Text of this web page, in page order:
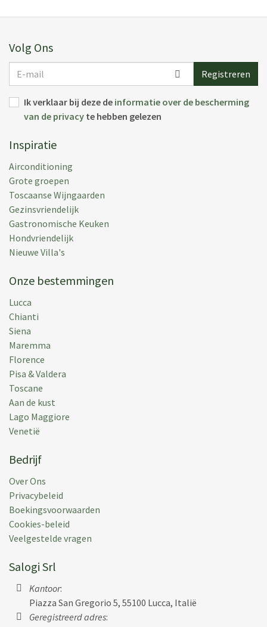
We had a very nice stay. The house is even better than
wonderful house, well placed. Thank you and we will
certainly keep you as a reference for a next trip.
Geplaats:20 jul 2008
Vakantieperiode:06 jul 2008
Volg Ons
mail
Registreren
Ik verklaar bij deze de informatie over de bescherming
van de privacy te hebben gelezen
Inspiratie
Airconditioning
Grote groepen
Toscaanse Wijngaarden
Gezinsvriendelijk
Gastronomische Keuken
Hondvriendelijk
Nieuwe Villa's
Onze bestemmingen
Lucca
Chianti
Siena
Maremma
Florence
Pisa & Valdera
Toscane
Aan de kust
Lago Maggiore
Venetië
Bedrijf
Over Ons
Privacybeleid
Boekingsvoorwaarden
Cookies-beleid
Veelgestelde vragen
Salogi Srl
Kantoor:
Piazza San Gregorio 5, 55100 Lucca, Italië
Geregistreerd adres: